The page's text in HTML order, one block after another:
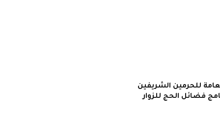
للحرمين الشريفين
فضائل الحج للزوار